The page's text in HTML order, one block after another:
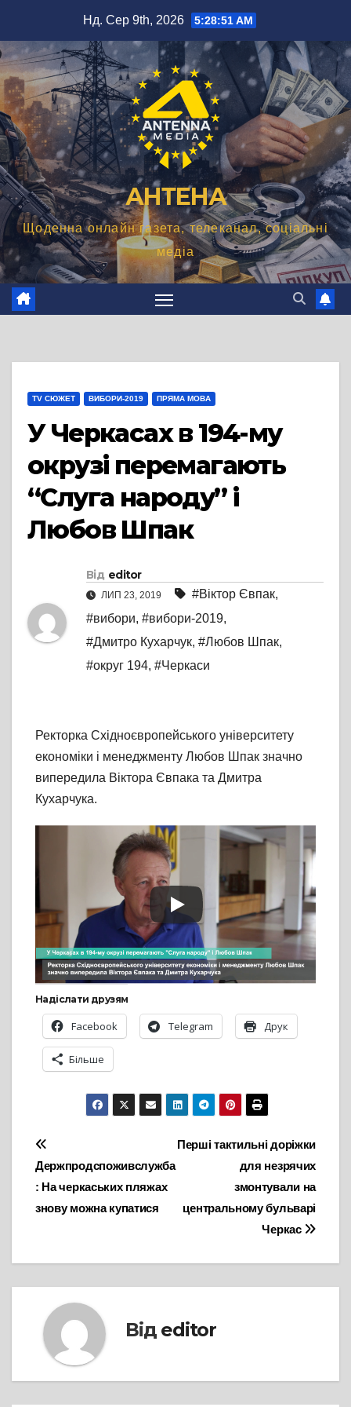
вмісту
Нд. Сер 9th, 2026 5:28:52 AM
АНТЕНА
Щоденна онлайн газета, телеканал, соціальні
медіа
TV СЮЖЕТ ВИБОРИ-2019 ПРЯМА МОВА
У Черкасах в 194-му
окрузі перемагають
“Слуга народу” і
Любов Шпак
Від editor
ЛИП 23, 2019 #Віктор Євпак,
#вибори, #вибори-2019,
#Дмитро Кухарчук, #Любов Шпак,
#округ 194, #Черкаси
Ректорка Східноєвропейського університету
економіки і менеджменту Любов Шпак значно
випередила Віктора Євпака та Дмитра
Кухарчука.
Надіслати друзям
Facebook Telegram Друк
Більше
Навігація
записів
Перші тактильні доріжки
для незрячих
змонтували на
центральному бульварі
Черкас
Держпродспоживслужба
: На черкаських пляжах
знову можна купатися
Від editor